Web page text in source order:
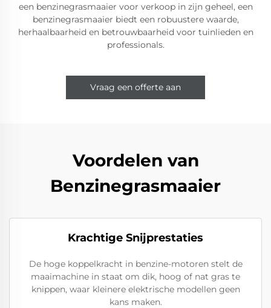
een benzinegrasmaaier voor verkoop in zijn geheel, een
benzinegrasmaaier biedt een robuustere waarde,
herhaalbaarheid en betrouwbaarheid voor tuinlieden en
professionals.
Vraag een offerte aan
Voordelen van
Benzinegrasmaaier
Krachtige Snijprestaties
De hoge koppelkracht in benzine-motoren stelt de
maaimachine in staat om dik, hoog of nat gras te
knippen, waar kleinere elektrische modellen geen
kans maken.